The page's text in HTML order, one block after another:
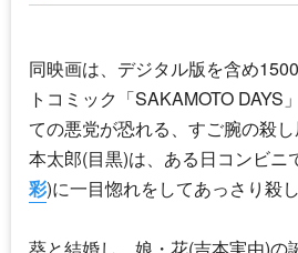
同映画は、デジタル版を含め
トコミック「SAKAMOTO DAYS
ての悪党が恐れる、すご腕の殺
本太郎(目黒)は、ある日コンビニ
彩)に一目惚れをしてあっさり殺し